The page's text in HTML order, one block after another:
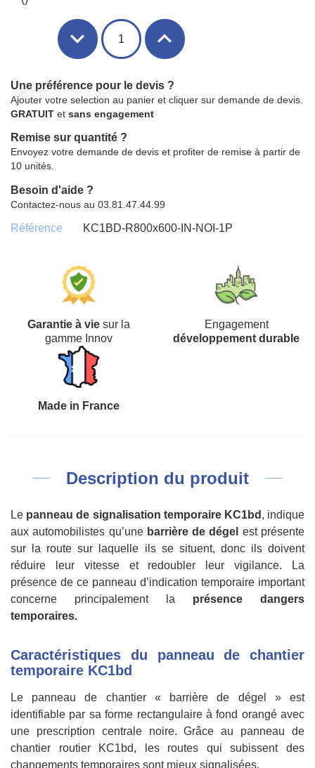
Une préférence pour le devis ?
Ajouter votre selection au panier et cliquer sur demande de devis.
GRATUIT et sans engagement
Remise sur quantité ?
Envoyez votre demande de devis et profiter de remise à partir de
10 unités.
Besoin d'aide ?
Contactez-nous au 03.81.47.44.99
Référence KC1BD-R800x600-IN-NOI-1P
Garantie à vie sur la
gamme Innov
Engagement
développement durable
Made in France
Description du produit
Le panneau de signalisation temporaire KC1bd , indique
aux automobilistes qu’unebarrière de dégel est présente
sur la route sur laquelle ils se situent, donc ils doivent
réduire leur vitesse et redoubler leur vigilance. La
présence de ce panneau d’indication temporaire important
concerne principalement la présence dangers
temporaires.
Caractéristiques du panneau de chantier
temporaire KC1bd
Le panneau de chantier « barrière de dégel » est
identifiable par sa forme rectangulaire à fond orangé avec
une prescription centrale noire. Grâce au panneau de
chantier routier KC1bd, les routes qui subissent des
changements temporaires sont mieux signalisées.